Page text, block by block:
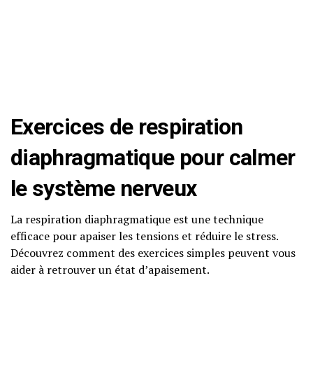
Exercices de respiration
diaphragmatique pour calmer
le système nerveux
La respiration diaphragmatique est une technique
efficace pour apaiser les tensions et réduire le stress.
Découvrez comment des exercices simples peuvent vous
aider à retrouver un état d’apaisement.